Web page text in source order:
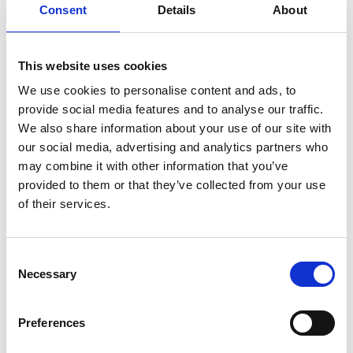
Consent Details About
This website uses cookies
We use cookies to personalise content and ads, to
provide social media features and to analyse our traffic.
We also share information about your use of our site with
our social media, advertising and analytics partners who
may combine it with other information that you’ve
provided to them or that they’ve collected from your use
of their services.
Selection
Necessary
Preferences
vendita dell'azienda, assicurando loro la possibilità di vendere
alle stesse condizioni dei soci di maggioranza.
2. Diritto di Revoca
Gli investitori possono revocare il loro investimento se, tra il
momento dell’adesione all’offerta e la chiusura definitiva,
emergono nuovi fatti o errori materiali nelle informazioni
fornite.
3. Diritto di Ripensamento
Gli investitori hanno diritto a un periodo di sette giorni per
ripensarci e revocare il loro ordine di adesione senza costi
attentamente i documenti di investimento per comprendere
appieno i termini, i rischi e i diritti associati. Affidarsi a partner
piattaforme autorizzate da Consob e Bankitalia, garantisce
una maggiore protezione. La trasparenza e la